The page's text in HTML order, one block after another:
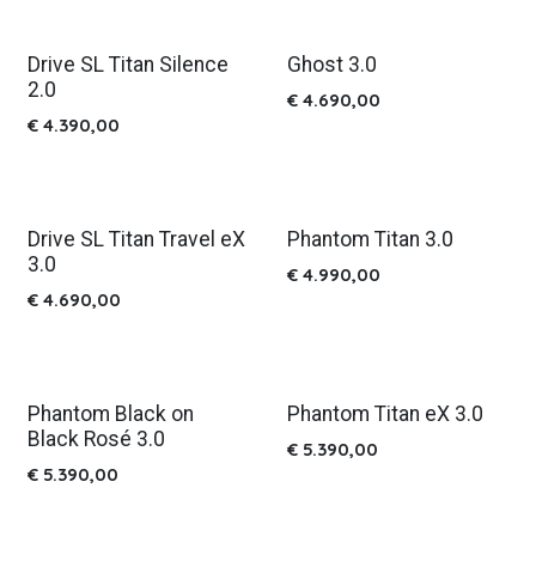
Drive SL Titan Silence
2.0
€ 4.390,00
Ghost 3.0
€ 4.690,00
Nieuw!
Drive SL Titan Travel eX
3.0
€ 4.690,00
Nieuw!
Phantom Titan 3.0
€ 4.990,00
Nieuw!
Phantom Black on
Black Rosé 3.0
€ 5.390,00
Nieuw!
Phantom Titan eX 3.0
€ 5.390,00